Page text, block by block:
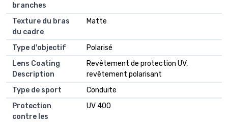
branches
Texture du bras
du cadre
Matte
Type d'objectif
Polarisé
Lens Coating
Description
Revêtement de protection UV,
revêtement polarisant
Type de sport
Conduite
Protection
contre les
UV 400